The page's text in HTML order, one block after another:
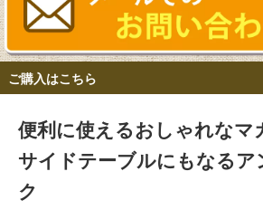
ご購入はこちら
便利に使えるおしゃれなマ
サイドテーブルにもなるア
ク